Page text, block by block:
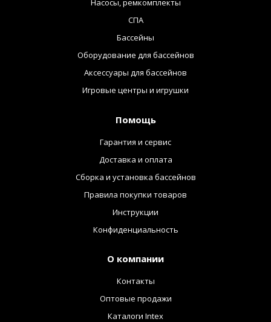
Насосы, ремкомплекты
СПА
Бассейны
Оборудование для бассейнов
Аксессуары для бассейнов
Игровые центры и игрушки
Помощь
Гарантия и сервис
Доставка и оплата
Сборка и установка бассейнов
Правила покупки товаров
Инструкции
Конфиденциальность
О компании
Контакты
Оптовые продажи
Каталоги Intex